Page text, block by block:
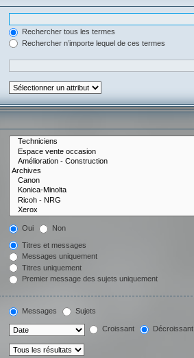
Rechercher tous les termes
Rechercher n’importe lequel de ces termes
Oui Non
Titres et messages
Messages uniquement
Titres uniquement
Premier message des sujets uniquement
Messages Sujets
Croissant Décroissant